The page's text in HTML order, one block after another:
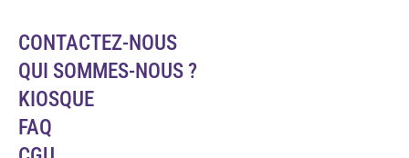
CONTACTEZ-NOUS
QUI SOMMES-NOUS ?
KIOSQUE
FAQ